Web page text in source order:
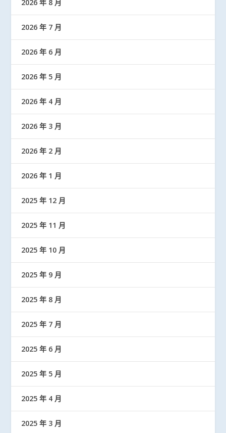
2026 年 8 月
2026 年 7 月
2026 年 6 月
2026 年 5 月
2026 年 4 月
2026 年 3 月
2026 年 2 月
2026 年 1 月
2025 年 12 月
2025 年 11 月
2025 年 10 月
2025 年 9 月
2025 年 8 月
2025 年 7 月
2025 年 6 月
2025 年 5 月
2025 年 4 月
2025 年 3 月